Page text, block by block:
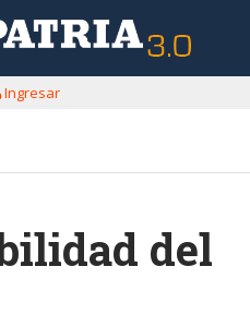
Ingresar
del